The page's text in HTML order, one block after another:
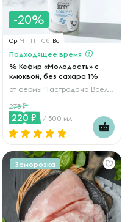
-20%
Ср Чт Пт Сб Вс
Подходящее время
% Кефир «Молодость» с
клюквой, без сахара 1%
от фермы "Гастродача Вселуг"
275
220 / 500 мл
Заморозка